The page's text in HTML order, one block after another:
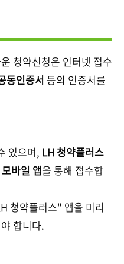
청약신청은 인터넷 접수
동인증서 등의 인증서를
있으며, LH 청약플러스
모바일 앱을 통해 접수합
청약플러스" 앱을 미리
합니다.